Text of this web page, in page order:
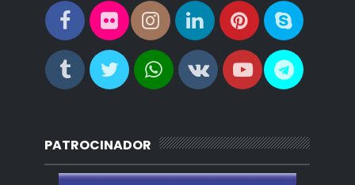
PATROCINADOR